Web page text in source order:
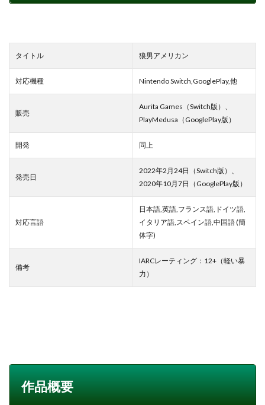
タイトル 狼男アメリカン
対応機種 Nintendo Switch,GooglePlay,他
販売
Aurita Games（Switch版）、
PlayMedusa（GooglePlay版）
開発 同上
発売日
2022年2月24日（Switch版）、
2020年10月7日（GooglePlay版）
対応言語
日本語,英語,フランス語,ドイツ語,
イタリア語,スペイン語,中国語 (簡
体字)
備考
IARCレーティング：12+（軽い暴
力）
作品概要